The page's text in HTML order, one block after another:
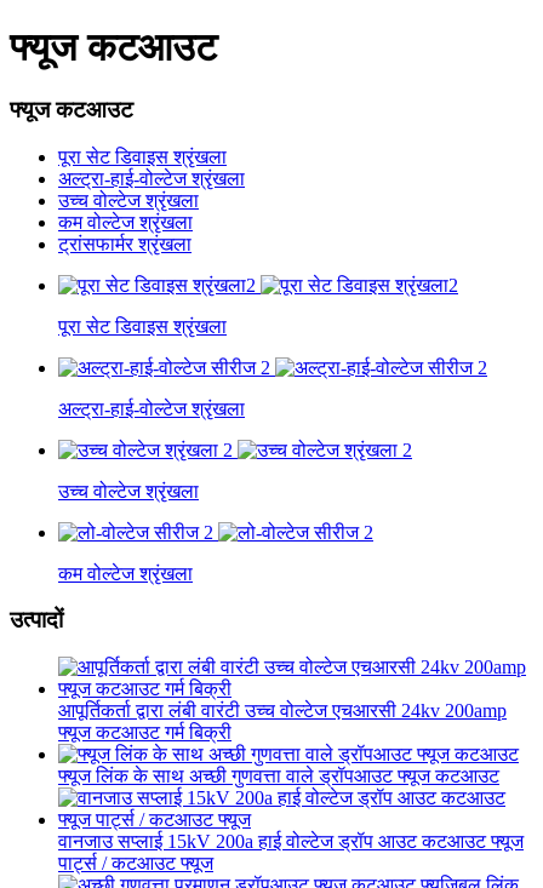
फ्यूज कटआउट
फ्यूज कटआउट
पूरा सेट डिवाइस श्रृंखला
अल्ट्रा-हाई-वोल्टेज श्रृंखला
उच्च वोल्टेज श्रृंखला
कम वोल्टेज श्रृंखला
ट्रांसफार्मर श्रृंखला
पूरा सेट डिवाइस श्रृंखला
अल्ट्रा-हाई-वोल्टेज श्रृंखला
उच्च वोल्टेज श्रृंखला
कम वोल्टेज श्रृंखला
उत्पादों
आपूर्तिकर्ता द्वारा लंबी वारंटी उच्च वोल्टेज एचआरसी 24kv 200amp
फ्यूज कटआउट गर्म बिक्री
फ्यूज लिंक के साथ अच्छी गुणवत्ता वाले ड्रॉपआउट फ्यूज कटआउट
वानजाउ सप्लाई 15kV 200a हाई वोल्टेज ड्रॉप आउट कटआउट फ्यूज
पार्ट्स / कटआउट फ्यूज